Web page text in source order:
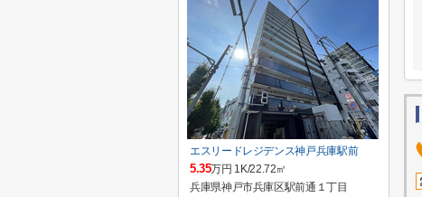
エスリードレジデンス神戸兵庫駅前
5.35万円 1K/22.72㎡
兵庫県神戸市兵庫区駅前通１丁目